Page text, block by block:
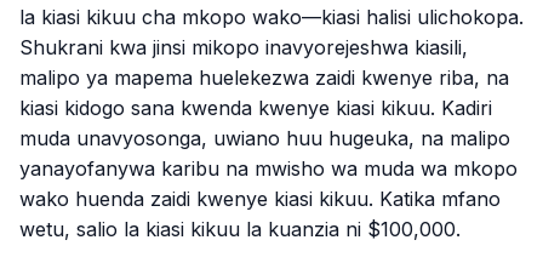
la kiasi kikuu cha mkopo wako—kiasi halisi ulichokopa.
Shukrani kwa jinsi mikopo inavyorejeshwa kiasili,
malipo ya mapema huelekezwa zaidi kwenye riba, na
kiasi kidogo sana kwenda kwenye kiasi kikuu. Kadiri
muda unavyosonga, uwiano huu hugeuka, na malipo
yanayofanywa karibu na mwisho wa muda wa mkopo
wako huenda zaidi kwenye kiasi kikuu. Katika mfano
wetu, salio la kiasi kikuu la kuanzia ni $100,000.